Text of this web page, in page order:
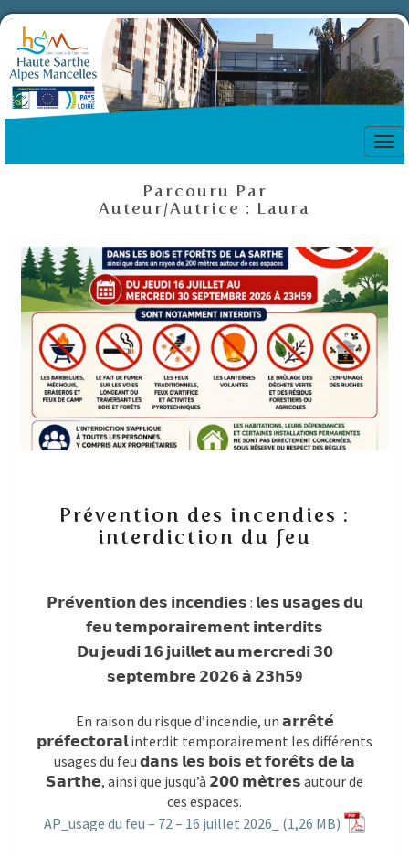
Parcouru Par
Auteur/autrice : Laura
des
incendies
du
Prévention des incendies :
interdiction du feu
𝗣𝗿𝗲́𝘃𝗲𝗻𝘁𝗶𝗼𝗻 𝗱𝗲𝘀 𝗶𝗻𝗰𝗲𝗻𝗱𝗶𝗲𝘀 : 𝗹𝗲𝘀 𝘂𝘀𝗮𝗴𝗲𝘀 𝗱𝘂
𝗳𝗲𝘂 𝘁𝗲𝗺𝗽𝗼𝗿𝗮𝗶𝗿𝗲𝗺𝗲𝗻𝘁 𝗶𝗻𝘁𝗲𝗿𝗱𝗶𝘁𝘀
𝗗𝘂 𝗷𝗲𝘂𝗱𝗶 𝟭𝟲 𝗷𝘂𝗶𝗹𝗹𝗲𝘁 𝗮𝘂 𝗺𝗲𝗿𝗰𝗿𝗲𝗱𝗶 𝟯𝟬
𝘀𝗲𝗽𝘁𝗲𝗺𝗯𝗿𝗲 𝟮𝟬𝟮𝟲 𝗮̀ 𝟮𝟯𝗵𝟱9
En raison du risque d’incendie, un 𝗮𝗿𝗿𝗲̂𝘁𝗲́
𝗽𝗿𝗲́𝗳𝗲𝗰𝘁𝗼𝗿𝗮𝗹 interdit temporairement les différents
usages du feu 𝗱𝗮𝗻𝘀 𝗹𝗲𝘀 𝗯𝗼𝗶𝘀 𝗲𝘁 𝗳𝗼𝗿𝗲̂𝘁𝘀 𝗱𝗲 𝗹𝗮
𝗦𝗮𝗿𝘁𝗵𝗲, ainsi que jusqu’à 𝟮𝟬𝟬 𝗺𝗲̀𝘁𝗿𝗲𝘀 autour de
ces espaces.
AP_usage du feu – 72 – 16 juillet 2026_